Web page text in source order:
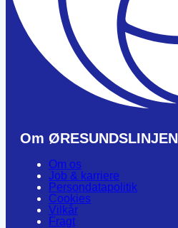
Om ØRESUNDSLINJEN
Om os
Job & karriere
Persondatapolitik
Cookies
Vilkår
Fragt